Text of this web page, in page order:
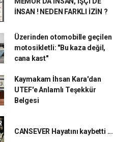
İNSAN ! NEDEN FARKLI İZİN ?
Üzerinden otomobille geçilen
motosikletli: "Bu kaza değil,
cana kast"
Kaymakam İhsan Kara'dan
UTEF'e Anlamlı Teşekkür
Belgesi
CANSEVER Hayatını kaybetti ...